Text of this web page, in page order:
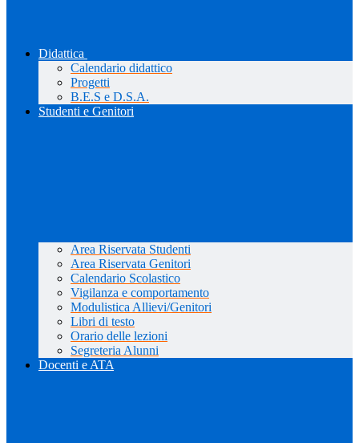
Didattica
Calendario didattico
Progetti
B.E.S e D.S.A.
Studenti e Genitori
Area Riservata Studenti
Area Riservata Genitori
Calendario Scolastico
Vigilanza e comportamento
Modulistica Allievi/Genitori
Libri di testo
Orario delle lezioni
Segreteria Alunni
Docenti e ATA